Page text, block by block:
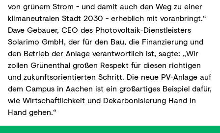
von grünem Strom - und damit auch den Weg zu einer
klimaneutralen Stadt 2030 - erheblich mit voranbringt.“
Dave Gebauer, CEO des Photovoltaik-Dienstleisters
Solarimo GmbH, der für den Bau, die Finanzierung und
den Betrieb der Anlage verantwortlich ist, sagte: „Wir
zollen Grünenthal großen Respekt für diesen richtigen
und zukunftsorientierten Schritt. Die neue PV-Anlage auf
dem Campus in Aachen ist ein großartiges Beispiel dafür,
wie Wirtschaftlichkeit und Dekarbonisierung Hand in
Hand gehen.“